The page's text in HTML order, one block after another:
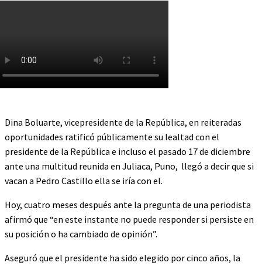
Dina Boluarte, vicepresidente de la República, en reiteradas
oportunidades ratificó públicamente su lealtad con el
presidente de la República e incluso el pasado 17 de diciembre
ante una multitud reunida en Juliaca, Puno, llegó a decir que si
vacan a Pedro Castillo ella se iría con el.
Hoy, cuatro meses después ante la pregunta de una periodista
afirmó que “en este instante no puede responder si persiste en
su posición o ha cambiado de opinión”.
Aseguró que el presidente ha sido elegido por cinco años, la